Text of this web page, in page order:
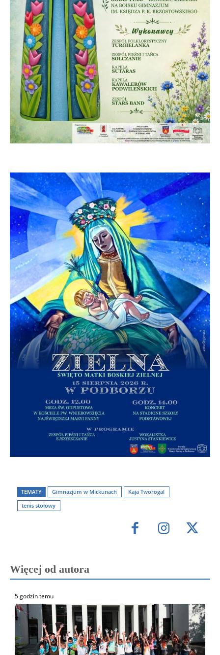
TEMATY Gimnazjum w Mickunach
Kaja Tworogal
tenis stołowy
Więcej od autora
5 godzin temu